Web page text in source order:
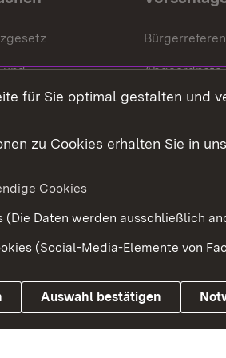
und
Abgeordnete
Landesportal
für Sie optimal gestalten und
zu Cookies erhalten Sie in
Cookies
(Die Daten werden ausschließlich
(Social-Media-Elemente von
Auswahl bestätigen